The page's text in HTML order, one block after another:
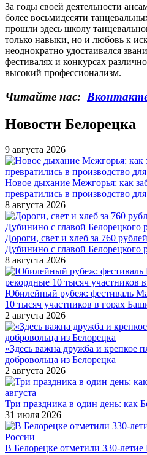
За годы своей деятельности
более восьмидесяти
прошли здесь школу
только навыки, но и любовь к
неоднократно удостаивался
фестивалях и конкурсах
высокий профессионализм.
Читайте нас:
Новости Белорецка
9 августа 2026
Новое дыхание Межгорья: как
превратились в производство
8 августа 2026
Дороги, свет и хлеб за 760
Дубинино с главой Белорецкого
8 августа 2026
Юбилейный рубеж: фестиваль
10 тысяч участников в горах
2 августа 2026
«Здесь важна дружба и крепкое
добровольца из Белорецка
2 августа 2026
Три праздника в один день: как
31 июля 2026
В Белорецке отметили 330-